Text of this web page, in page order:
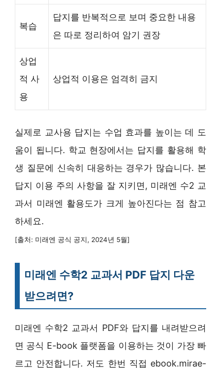
복습
답지를 반복적으로 보며 중요한 내용
은 따로 정리하여 암기 권장
상업
적 사
용
상업적 이용은 엄격히 금지
실제로 교사용 답지는 수업 효과를 높이는 데 도
움이 됩니다. 학교 현장에서는 답지를 활용해 학
생 질문에 신속히 대응하는 경우가 많습니다. 본
답지 이용 주의 사항을 잘 지키면, 미래엔 수2 교
과서 미래엔 활용도가 크게 높아진다는 점 참고
하세요.
[출처: 미래엔 공식 공지, 2024년 5월]
미래엔 수학2 교과서 PDF 답지 다운
받으려면?
미래엔 수학2 교과서 PDF와 답지를 내려받으려
면 공식 E-book 플랫폼을 이용하는 것이 가장 빠
르고 안전합니다. 저도 한번 직접 ebook.mirae-